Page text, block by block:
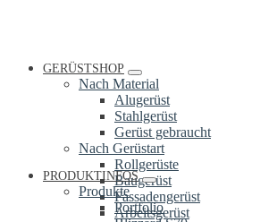
GERÜSTSHOP
Nach Material
Alugerüst
Stahlgerüst
Gerüst gebraucht
Nach Gerüstart
Rollgerüste
Baugerüst
Fassadengerüst
Arbeitsgerüst
PRODUKTINFOS
Produkte
Portfolio